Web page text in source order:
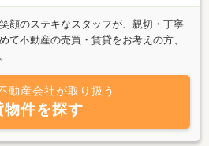
顔のステキなスタッフが、親切・丁寧
て不動産の売買・賃貸をお考えの方、
動産会社が取り扱う
物件を探す